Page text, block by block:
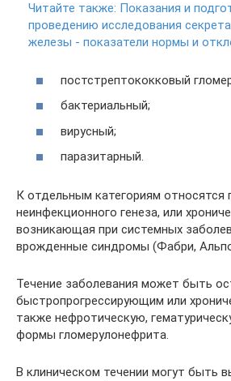
Читайте также: Показания и
проведению исследования
железы - показатели нормы и
постстрептококковый
бактериальный;
вирусный;
паразитарный.
К отдельным категориям относятся
неинфекционного генеза, или
возникающая при системных
врожденные синдромы (Фабри,
Течение заболевания может быть
быстропрогрессирующим или
также нефротическую,
формы гломерулонефрита.
В клиническом течении могут быть